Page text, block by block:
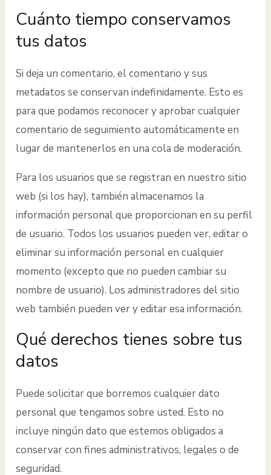
Cuánto tiempo conservamos
tus datos
Si deja un comentario, el comentario y sus
metadatos se conservan indefinidamente. Esto es
para que podamos reconocer y aprobar cualquier
comentario de seguimiento automáticamente en
lugar de mantenerlos en una cola de moderación.
Para los usuarios que se registran en nuestro sitio
web (si los hay), también almacenamos la
información personal que proporcionan en su perfil
de usuario. Todos los usuarios pueden ver, editar o
eliminar su información personal en cualquier
momento (excepto que no pueden cambiar su
nombre de usuario). Los administradores del sitio
web también pueden ver y editar esa información.
Qué derechos tienes sobre tus
datos
Puede solicitar que borremos cualquier dato
personal que tengamos sobre usted. Esto no
incluye ningún dato que estemos obligados a
conservar con fines administrativos, legales o de
seguridad.